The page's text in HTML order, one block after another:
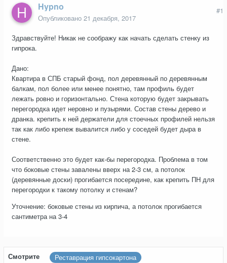
Hypno
Опубликовано 21 декабря, 2017
#1
Здравствуйте! Никак не соображу как начать сделать стенку из
гипрока.
Дано:
Квартира в СПБ старый фонд, пол деревянный по деревянным
балкам, пол более или менее понятно, там профиль будет
лежать ровно и горизонтально. Стена которую будет закрывать
перегородка идет неровно и пузырями. Состав стены дерево и
дранка. крепить к ней держатели для стоечных профилей нельзя
так как либо крепеж вывалится либо у соседей будет дыра в
стене.
Соответственно это будет как-бы перегородка. Проблема в том
что боковые стены завалены вверх на 2-3 см, а потолок
(деревянные доски) прогибается посередине, как крепить ПН для
перегородки к такому потолку и стенам?
Уточнение: боковые стены из кирпича, а потолок прогибается
сантиметра на 3-4
Смотрите
Реставрация гипсокартона